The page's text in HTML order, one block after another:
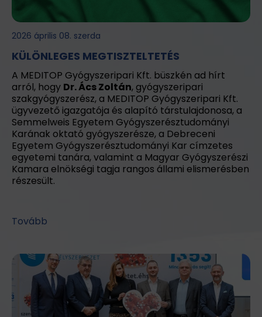
2026 április 08. szerda
KÜLÖNLEGES MEGTISZTELTETÉS
A MEDITOP Gyógyszeripari Kft. büszkén ad hírt
arról, hogy Dr. Ács Zoltán, gyógyszeripari
szakgyógyszerész, a MEDITOP Gyógyszeripari Kft.
ügyvezető igazgatója és alapító társtulajdonosa, a
Semmelweis Egyetem Gyógyszerésztudományi
Karának oktató gyógyszerésze, a Debreceni
Egyetem Gyógyszerésztudományi Kar címzetes
egyetemi tanára, valamint a Magyar Gyógyszerészi
Kamara elnökségi tagja rangos állami elismerésben
részesült.
Tovább